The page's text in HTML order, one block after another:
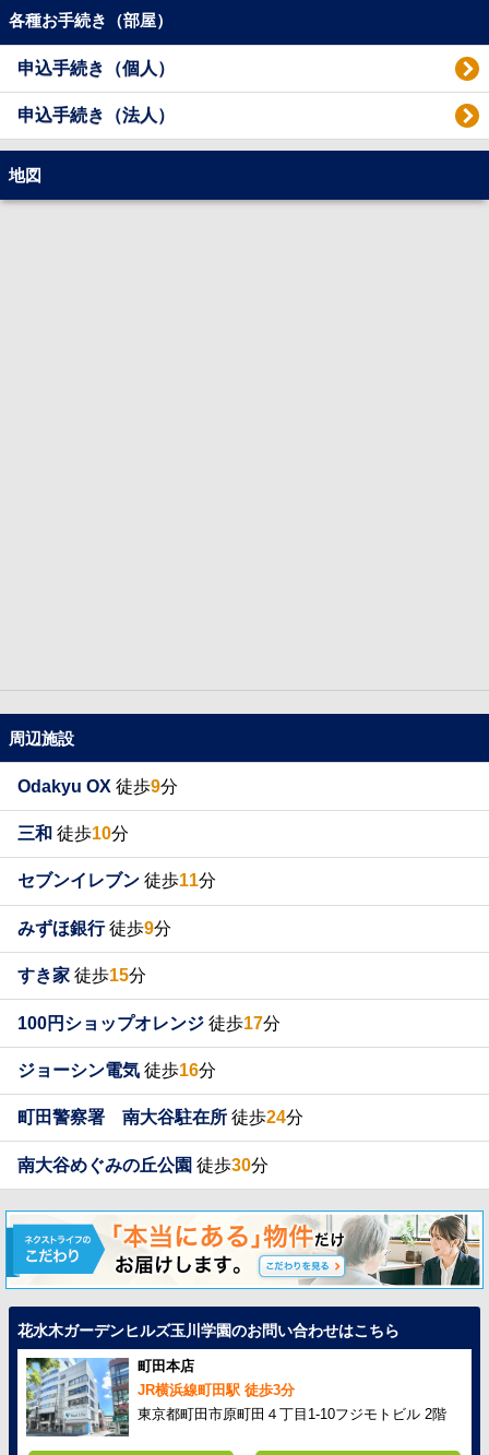
各種お手続き（部屋）
申込手続き（個人）
申込手続き（法人）
地図
周辺施設
Odakyu OX 徒歩9分
三和 徒歩10分
セブンイレブン 徒歩11分
みずほ銀行徒歩9分
すき家 徒歩15分
100円ショップオレンジ 徒歩17分
ジョーシン電気 徒歩16分
町田警察署 南大谷駐在所 徒歩24分
南大谷めぐみの丘公園 徒歩30分
花水木ガーデンヒルズ玉川学園のお問い合わせはこちら
町田本店
JR横浜線町田駅 徒歩3分
東京都町田市原町田４丁目1-10フジモトビル 2階